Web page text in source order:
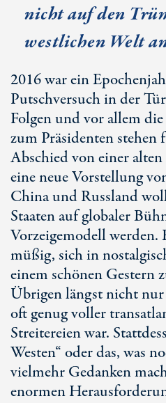
nicht auf den
westlichen Welt
2016 war ein
Putschversuch in der
Folgen und vor allem
zum Präsidenten stehen
Abschied von einer
eine neue Vorstellung
China und Russland
Staaten auf globaler
Vorzeigemodell werden.
müßig, sich in
einem schönen Gestern
Übrigen längst nicht
oft genug voller
Streitereien war.
Westen“ oder das, was
vielmehr Gedanken
enormen